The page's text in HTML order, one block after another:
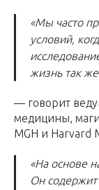
«Мы часто
условий,
жизнь так
— говорит
медицины,
MGH и Harvard
«На основе
Он содержит